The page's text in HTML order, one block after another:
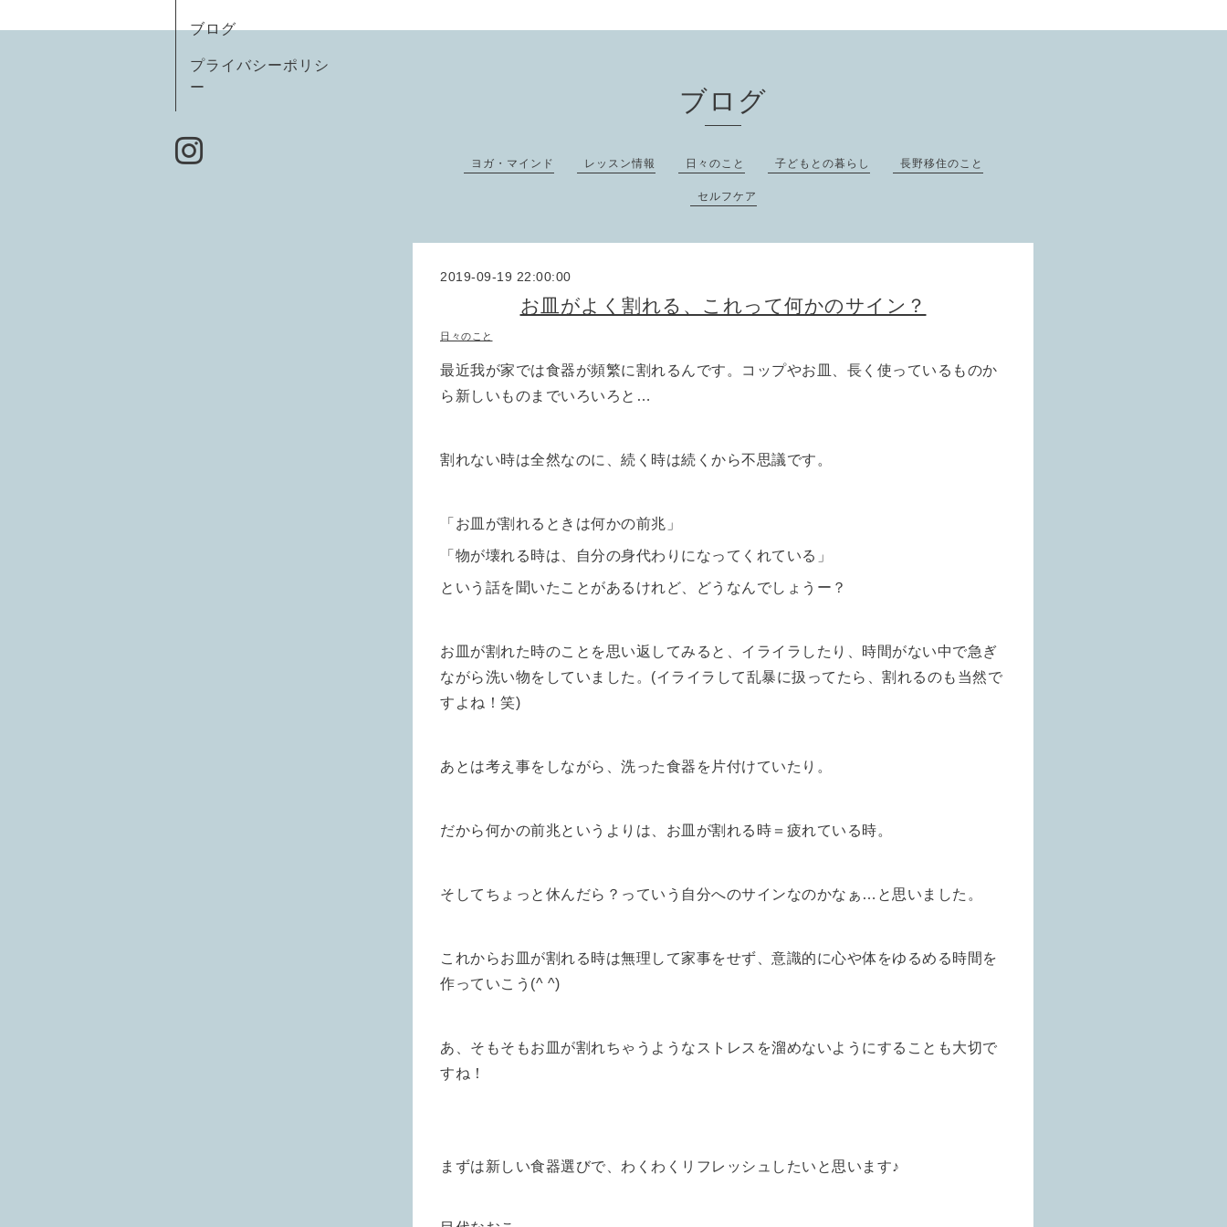
ブログ
プライバシーポリシ
ー
ブログ
ヨガ・マインド レッスン情報 日々のこと 子どもとの暮らし 長野移住のこと
セルフケア
2019-09-19 22:00:00
お皿がよく割れる、これって何かのサイン？
日々のこと
最近我が家では食器が頻繁に割れるんです。コップやお皿、長く使っているものか
ら新しいものまでいろいろと…
割れない時は全然なのに、続く時は続くから不思議です。
「お皿が割れるときは何かの前兆」
「物が壊れる時は、自分の身代わりになってくれている」
という話を聞いたことがあるけれど、どうなんでしょうー？
お皿が割れた時のことを思い返してみると、イライラしたり、時間がない中で急ぎ
ながら洗い物をしていました。(イライラして乱暴に扱ってたら、割れるのも当然で
すよね！笑)
あとは考え事をしながら、洗った食器を片付けていたり。
だから何かの前兆というよりは、お皿が割れる時＝疲れている時。
そしてちょっと休んだら？っていう自分へのサインなのかなぁ…と思いました。
これからお皿が割れる時は無理して家事をせず、意識的に心や体をゆるめる時間を
作っていこう(^ ^)
あ、そもそもお皿が割れちゃうようなストレスを溜めないようにすることも大切で
すね！
まずは新しい食器選びで、わくわくリフレッシュしたいと思います♪